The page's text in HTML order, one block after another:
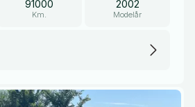
91000
Km.
2002
Modelår